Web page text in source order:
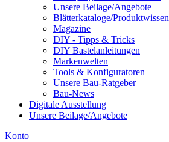
Unsere Beilage/Angebote
Blätterkataloge/Produktwissen
Magazine
DIY - Tipps & Tricks
DIY Bastelanleitungen
Markenwelten
Tools & Konfiguratoren
Unsere Bau-Ratgeber
Bau-News
Digitale Ausstellung
Unsere Beilage/Angebote
Konto